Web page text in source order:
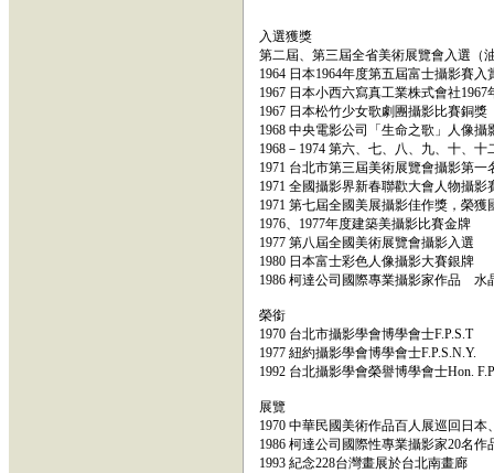
入選獲獎
第二屆、第三屆全省美術展覽會入選（
1964 日本1964年度第五屆富士攝影賽入
1967 日本小西六寫真工業株式會社1967
1967 日本松竹少女歌劇團攝影比賽銅獎
1968 中央電影公司「生命之歌」人像攝
1968－1974 第六、七、八、九、十、
1971 台北市第三屆美術展覽會攝影第一
1971 全國攝影界新春聯歡大會人物攝
1971 第七屆全國美展攝影佳作獎，榮
1976、1977年度建築美攝影比賽金牌
1977 第八屆全國美術展覽會攝影入選
1980 日本富士彩色人像攝影大賽銀牌
1986 柯達公司國際專業攝影家作品 水
榮銜
1970 台北市攝影學會博學會士F.P.S.T
1977 紐約攝影學會博學會士F.P.S.N.Y.
1992 台北攝影學會榮譽博學會士Hon.
展覽
1970 中華民國美術作品百人展巡回日
1986 柯達公司國際性專業攝影家20名
1993 紀念228台灣畫展於台北南畫廊